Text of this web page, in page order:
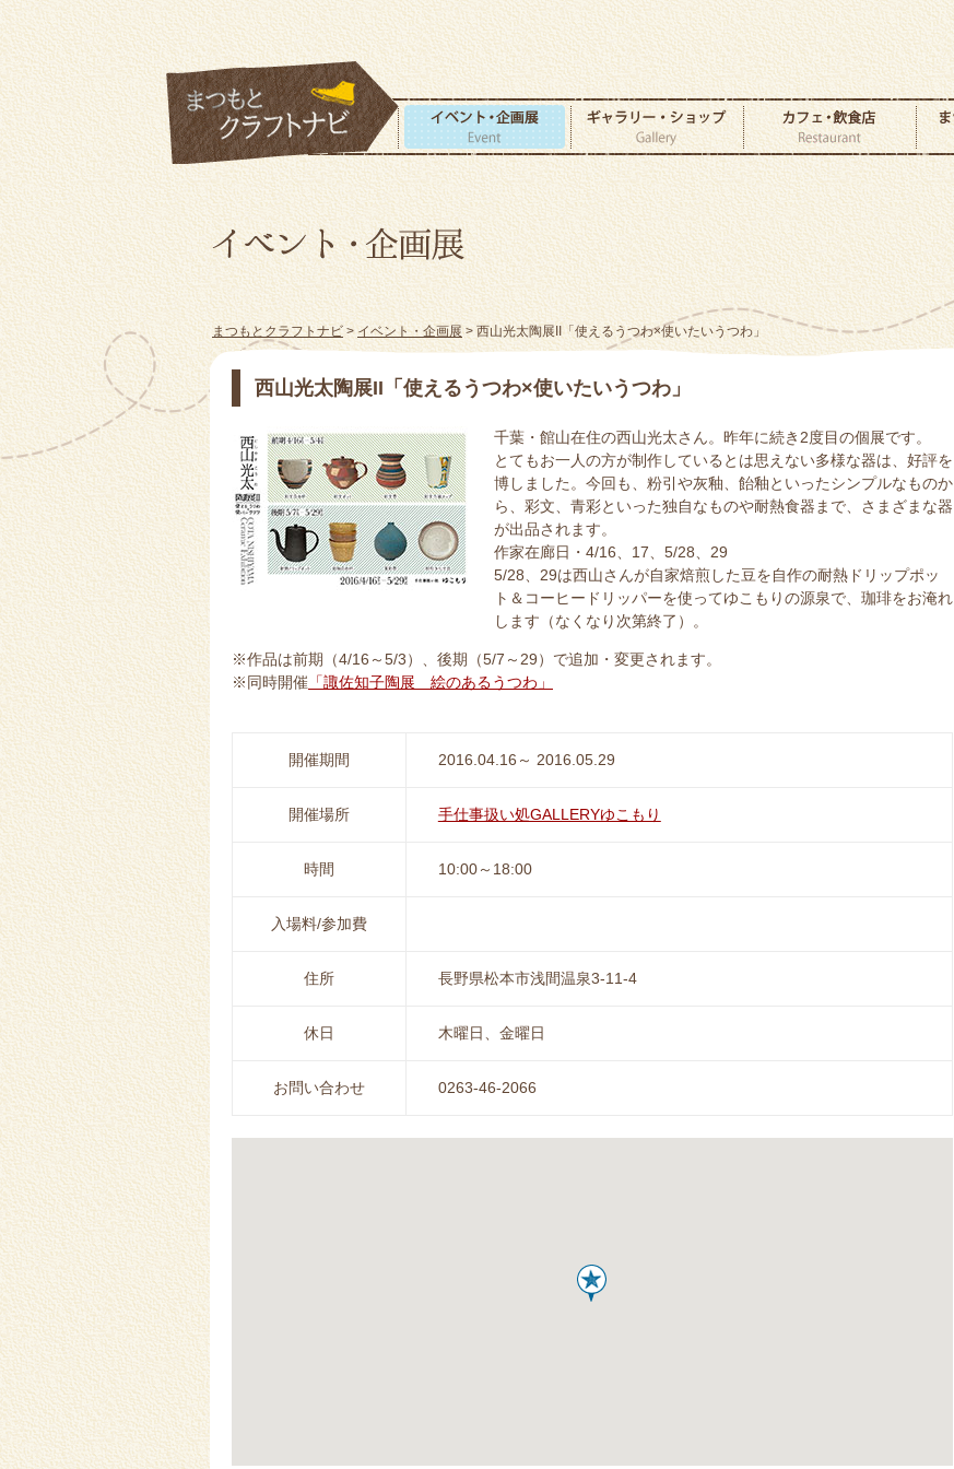
まつもとクラフトナビ > イベント・企画展> 西山光太陶展II「使えるうつわ×使いたいうつわ」
西山光太陶展II「使えるうつわ×使いたいうつわ」
千葉・館山在住の西山光太さん。昨年に続き2度目の個展です。
とてもお一人の方が制作しているとは思えない多様な器は、好評を
博しました。今回も、粉引や灰釉、飴釉といったシンプルなものか
ら、彩文、青彩といった独自なものや耐熱食器まで、さまざまな器
が出品されます。
作家在廊日・4/16、17、5/28、29
5/28、29は西山さんが自家焙煎した豆を自作の耐熱ドリップポッ
ト＆コーヒードリッパーを使ってゆこもりの源泉で、珈琲をお淹れ
します（なくなり次第終了）。
※作品は前期（4/16～5/3）、後期（5/7～29）で追加・変更されます。
※同時開催 「諏佐知子陶展 絵のあるうつわ」
開催期間 2016.04.16～ 2016.05.29
開催場所 手仕事扱い処GALLERYゆこもり
時間 10:00～18:00
入場料/参加費
住所 長野県松本市浅間温泉3-11-4
休日 木曜日、金曜日
お問い合わせ 0263-46-2066